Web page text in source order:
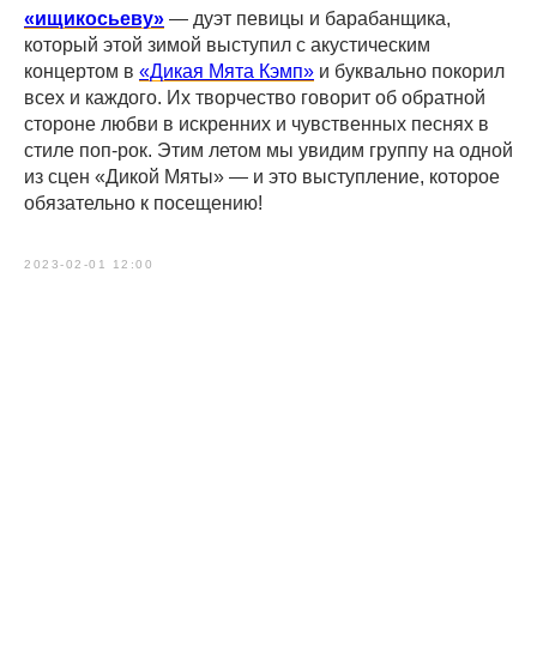
«ищикосьеву» — дуэт певицы и барабанщика,
который этой зимой выступил с акустическим
концертом в «Дикая Мята Кэмп» и буквально покорил
всех и каждого. Их творчество говорит об обратной
стороне любви в искренних и чувственных песнях в
стиле поп-рок. Этим летом мы увидим группу на одной
из сцен «Дикой Мяты» — и это выступление, которое
обязательно к посещению!
2023-02-01 12:00